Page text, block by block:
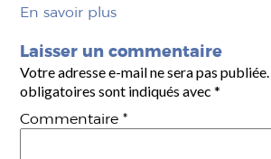
En savoir plus
Laisser un commentaire
Votre adresse e-mail ne sera pas publiée.
obligatoires sont indiqués avec*
Commentaire*